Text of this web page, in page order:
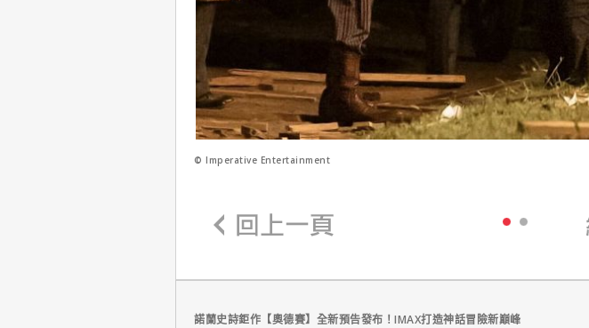
© Imperative Entertainment
諾蘭史詩鉅作【奧德賽】全新預告發布！IMAX打造神話冒險新巔峰